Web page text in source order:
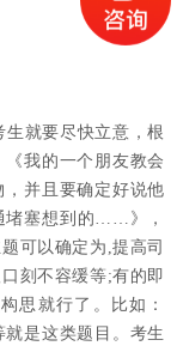
就要尽快立意，根
我的一个朋友教会
并且要确定好说他
堵塞想到的……》，
可以确定为,提高司
刻不容缓等;有的即
思就行了。比如：
就是这类题目。考生